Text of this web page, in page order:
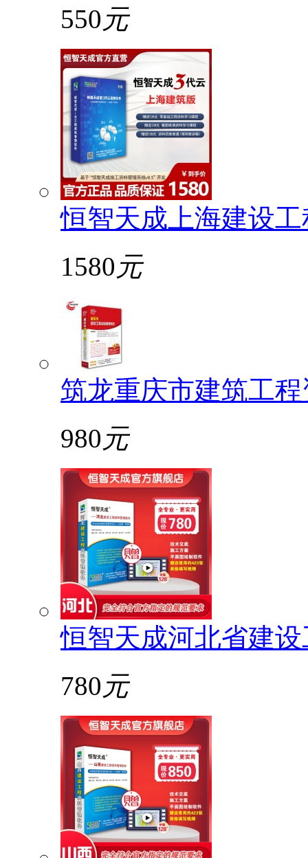
550 元
恒智天成上海建设
1580 元
筑龙重庆市建筑工
980 元
恒智天成河北省建
780 元